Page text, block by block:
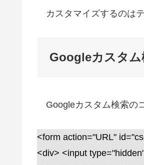
カスタマイズするのは
Googleカスタム
Googleカスタム検索の
<form action="URL"
<div> <input